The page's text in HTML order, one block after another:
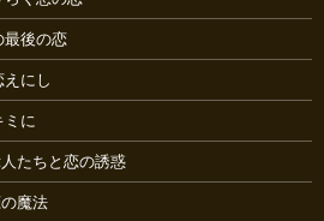
最後の恋
にし
ミに
たちと恋の誘惑
魔法